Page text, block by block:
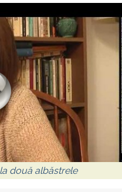
două albăstrele